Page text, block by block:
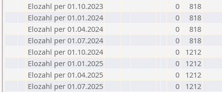
Elozahl per 01.10.2023
0
818
Elozahl per 01.01.2024
0
818
Elozahl per 01.04.2024
0
818
Elozahl per 01.07.2024
0
818
Elozahl per 01.10.2024
0
1212
Elozahl per 01.01.2025
0
1212
Elozahl per 01.04.2025
0
1212
Elozahl per 01.07.2025
0
1212